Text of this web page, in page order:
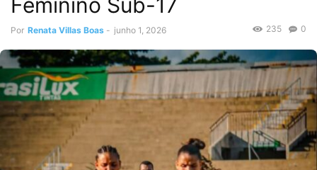
Por Renata Villas Boas - junho 1, 2026 0
235